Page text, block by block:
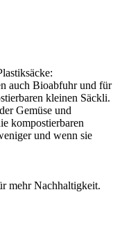
auch Bioabfuhr und für
kleinen Säckli.
Gemüse und
kompostierbaren
und wenn sie
mehr Nachhaltigkeit.